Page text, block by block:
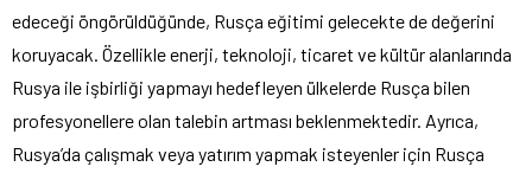
edeceği öngörüldüğünde, Rusça eğitimi gelecekte de değerini
koruyacak. Özellikle enerji, teknoloji, ticaret ve kültür alanlarında
Rusya ile işbirliği yapmayı hedefleyen ülkelerde Rusça bilen
profesyonellere olan talebin artması beklenmektedir. Ayrıca,
Rusya’da çalışmak veya yatırım yapmak isteyenler için Rusça